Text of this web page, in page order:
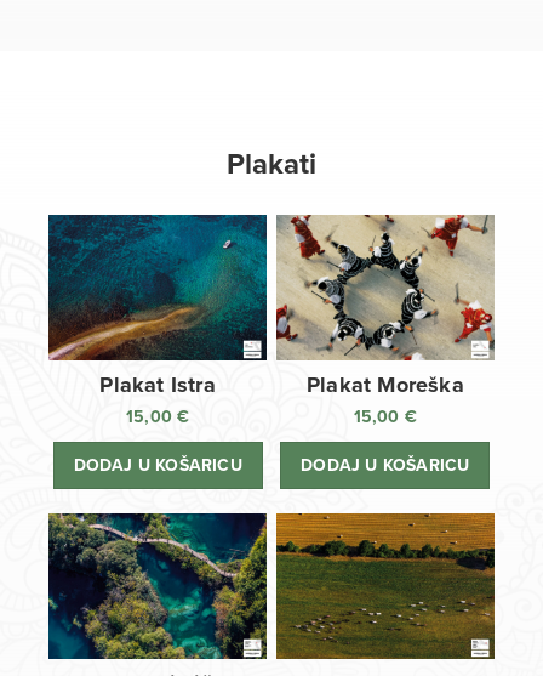
Plakati
Plakat Istra
15,00€
DODAJ U KOŠARICU
Plakat Moreška
15,00 €
DODAJ U KOŠARICU